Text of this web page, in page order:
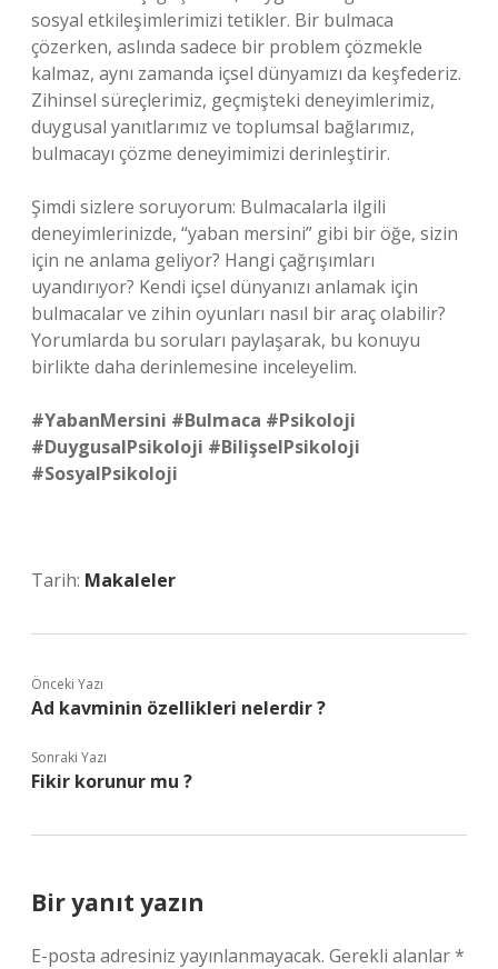
sosyal etkileşimlerimizi tetikler. Bir bulmaca
çözerken, aslında sadece bir problem çözmekle
kalmaz, aynı zamanda içsel dünyamızı da keşfederiz.
Zihinsel süreçlerimiz, geçmişteki deneyimlerimiz,
duygusal yanıtlarımız ve toplumsal bağlarımız,
bulmacayı çözme deneyimimizi derinleştirir.
Şimdi sizlere soruyorum: Bulmacalarla ilgili
deneyimlerinizde, “yaban mersini” gibi bir öğe, sizin
için ne anlama geliyor? Hangi çağrışımları
uyandırıyor? Kendi içsel dünyanızı anlamak için
bulmacalar ve zihin oyunları nasıl bir araç olabilir?
Yorumlarda bu soruları paylaşarak, bu konuyu
birlikte daha derinlemesine inceleyelim.
#YabanMersini #Bulmaca #Psikoloji
#DuygusalPsikoloji #BilişselPsikoloji
#SosyalPsikoloji
Tarih: Makaleler
Önceki Yazı
Ad kavminin özellikleri nelerdir ?
Sonraki Yazı
Fikir korunur mu ?
Bir yanıt yazın
E-posta adresiniz yayınlanmayacak. Gerekli alanlar*